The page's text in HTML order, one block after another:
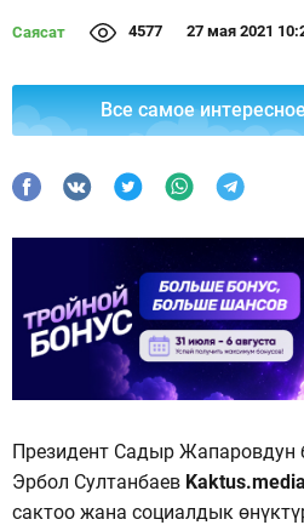
Саясат 4577 27 мая 2021
Все самое
Президент Садыр Жапаровдун
Эрбол Султанбаев Kaktus.media
сактоо жана социалдык